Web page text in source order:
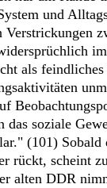
und
Verstrickungen
als
das soziale
(101)
rückt, scheint
alten DDR